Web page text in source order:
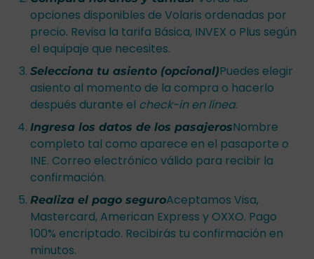
opciones disponibles de Volaris ordenadas por
precio. Revisa la tarifa Básica, INVEX o Plus según
el equipaje que necesites.
Selecciona tu asiento (opcional)Puedes elegir
asiento al momento de la compra o hacerlo
después durante el check-in en línea.
Ingresa los datos de los pasajerosNombre
completo tal como aparece en el pasaporte o
INE. Correo electrónico válido para recibir la
confirmación.
Realiza el pago seguroAceptamos Visa,
Mastercard, American Express y OXXO. Pago
100% encriptado. Recibirás tu confirmación en
minutos.